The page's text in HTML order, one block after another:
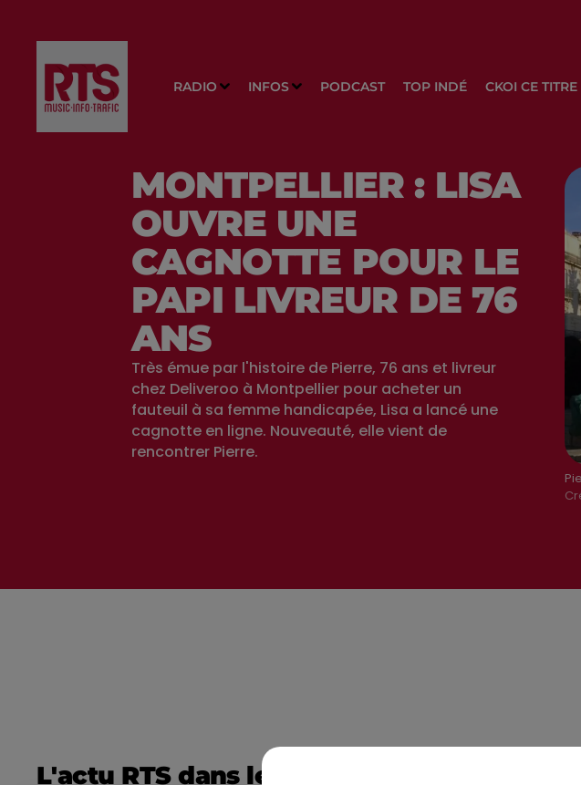
RADIO INFOS PODCAST TOP INDÉ CKOI CE TITRE
MONTPELLIER : LISA
OUVRE UNE
CAGNOTTE POUR LE
PAPI LIVREUR DE 76
ANS
Très émue par l'histoire de Pierre, 76 ans et livreur
chez Deliveroo à Montpellier pour acheter un
fauteuil à sa femme handicapée, Lisa a lancé une
cagnotte en ligne. Nouveauté, elle vient de
rencontrer Pierre.
L'actu RTS dans le Sud